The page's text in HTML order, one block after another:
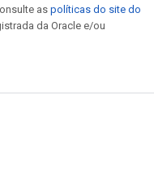
aspolíticas do site do
da Oracle e/ou